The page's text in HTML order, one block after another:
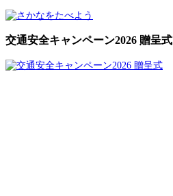
交通安全キャンペーン2026 贈呈式